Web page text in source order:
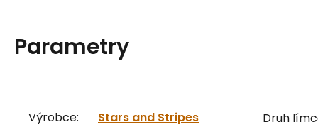
Parametry
Výrobce: Stars and Stripes Druh